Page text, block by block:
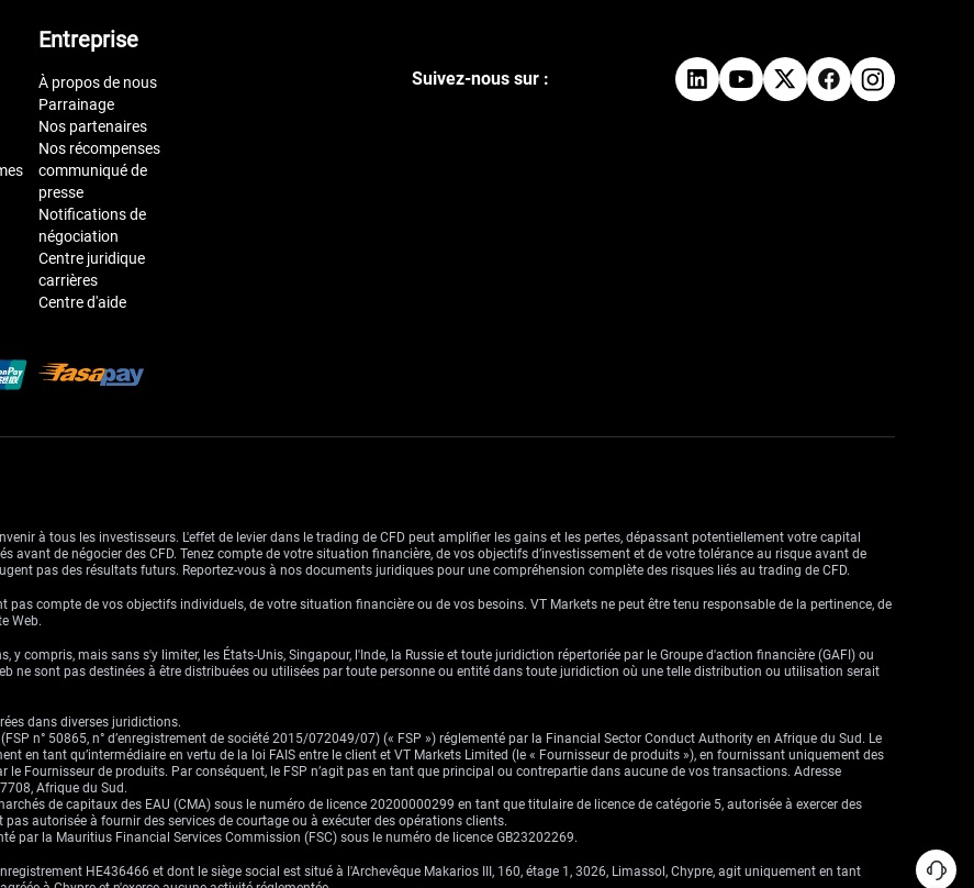
Entreprise
À propos de nous
Parrainage
Nos partenaires
Nos récompenses
communiqué de
presse
Notifications de
négociation
Centre juridique
carrières
Centre d'aide
Suivez-nous sur :
à tous les investisseurs. L'effet de levier dans le trading de CFD peut amplifier les gains et les pertes, dépassant potentiellement votre capital
avant de négocier des CFD. Tenez compte de votre situation financière, de vos objectifs d’investissement et de votre tolérance au risque avant de
pas des résultats futurs. Reportez-vous à nos documents juridiques pour une compréhension complète des risques liés au trading de CFD.
compte de vos objectifs individuels, de votre situation financière ou de vos besoins. VT Markets ne peut être tenu responsable de la pertinence, de
Web.
y compris, mais sans s'y limiter, les États-Unis, Singapour, l'Inde, la Russie et toute juridiction répertoriée par le Groupe d'action financière (GAFI) ou
ne sont pas destinées à être distribuées ou utilisées par toute personne ou entité dans toute juridiction où une telle distribution ou utilisation serait
dans diverses juridictions.
n° 50865, n° d’enregistrement de société 2015/072049/07) (« FSP ») réglementé par la Financial Sector Conduct Authority en Afrique du Sud. Le
en tant qu’intermédiaire en vertu de la loi FAIS entre le client et VT Markets Limited (le « Fournisseur de produits »), en fournissant uniquement des
Fournisseur de produits. Par conséquent, le FSP n’agit pas en tant que principal ou contrepartie dans aucune de vos transactions. Adresse
Afrique du Sud.
de capitaux des EAU (CMA) sous le numéro de licence 20200000299 en tant que titulaire de licence de catégorie 5, autorisée à exercer des
autorisée à fournir des services de courtage ou à exécuter des opérations clients.
par la Mauritius Financial Services Commission (FSC) sous le numéro de licence GB23202269.
HE436466 et dont le siège social est situé à l'Archevêque Makarios III, 160, étage 1, 3026, Limassol, Chypre, agit uniquement en tant